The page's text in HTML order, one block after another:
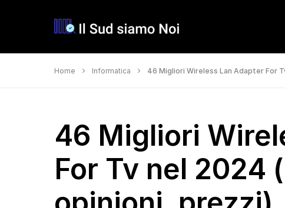
Home Informatica 46 Migliori Wireless Lan Adapter For
46 Migliori
For Tv nel 2024